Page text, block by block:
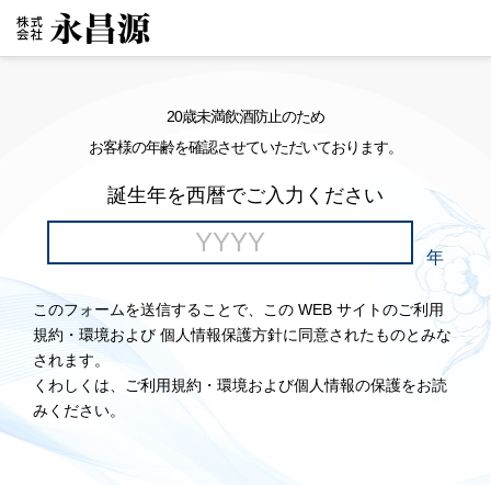
20歳未満飲酒防止のため
お客様の年齢を確認させていただいております。
誕生年を西暦でご入力ください
年
このフォームを送信することで、この WEB サイトのご利用
規約・環境および 個人情報保護方針に同意されたものとみな
されます。
くわしくは、ご利用規約・環境および個人情報の保護をお読
みください。